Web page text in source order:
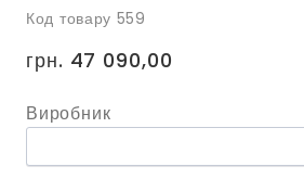
Код товару 559
грн. 47 090,00
Виробник